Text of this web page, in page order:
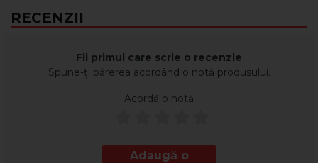
obtinerea unui pH neutru.
In vederea scaderii nivelului bazic la o cota neutra, se poate
RECENZII
Fii primul care scrie o recenzie
Spune-ți părerea acordând o notă produsului.
Acordă o notă
Adaugă o